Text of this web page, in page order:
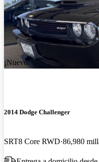
¡Nuevo!
2014 Dodge Challenger
SRT8 Core RWD 86,980